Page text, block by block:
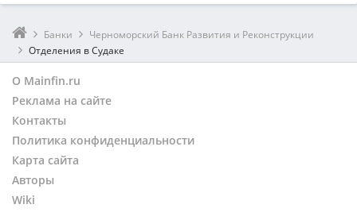
Банки
Черноморский Банк Развития и Реконструкции
Отделения в Судаке
О Mainfin.ru
Реклама на сайте
Контакты
Политика конфиденциальности
Карта сайта
Авторы
Wiki